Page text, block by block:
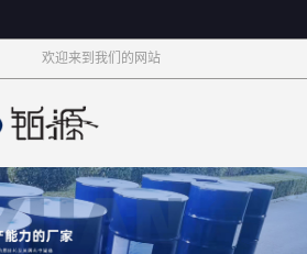
欢迎来到我们的网站